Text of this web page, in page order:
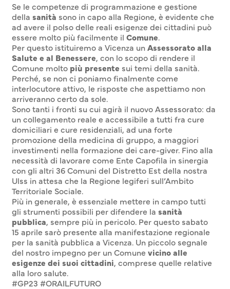
Se le competenze di programmazione e gestione
della sanità sono in capo alla Regione, è evidente che
ad avere il polso delle reali esigenze dei cittadini può
essere molto più facilmente il Comune.
Per questo istituiremo a Vicenza unAssessorato alla
Salute e al Benessere, con lo scopo di rendere il
Comune molto più presente sui temi della sanità.
Perché, se non ci poniamo finalmente come
interlocutore attivo, le risposte che aspettiamo non
arriveranno certo da sole.
Sono tanti i fronti su cui agirà il nuovo Assessorato: da
un collegamento reale e accessibile a tutti fra cure
domiciliari e cure residenziali, ad una forte
promozione della medicina di gruppo, a maggiori
investimenti nella formazione dei care-giver. Fino alla
necessità di lavorare come Ente Capofila in sinergia
con gli altri 36 Comuni del Distretto Est della nostra
Ulss in attesa che la Regione legiferi sull’Ambito
Territoriale Sociale.
Più in generale, è essenziale mettere in campo tutti
gli strumenti possibili per difendere la sanità
pubblica, sempre più in pericolo. Per questo sabato
15 aprile sarò presente alla manifestazione regionale
per la sanità pubblica a Vicenza. Un piccolo segnale
del nostro impegno per un Comune vicino alle
esigenze dei suoi cittadini, comprese quelle relative
alla loro salute.
#GP23 #ORAILFUTURO